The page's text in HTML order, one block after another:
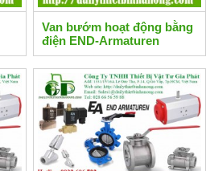
Van bướm hoạt động bằng
điện END-Armaturen